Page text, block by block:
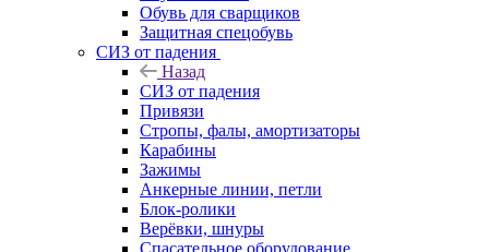
Обувь для сварщиков
Защитная спецобувь
СИЗ от падения
Назад
СИЗ от падения
Привязи
Стропы, фалы, амортизаторы
Карабины
Зажимы
Анкерные линии, петли
Блок-ролики
Верёвки, шнуры
Спасательное оборудование